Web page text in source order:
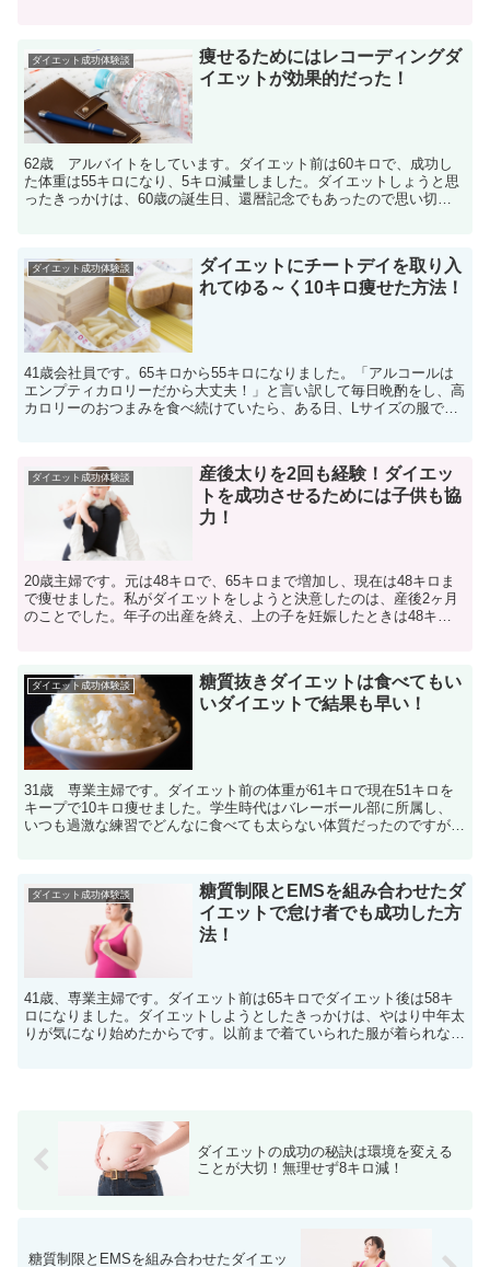
ダイエット成功体験談
痩せるためにはレコーディングダ
イエットが効果的だった！
62歳 アルバイトをしています。ダイエット前は60キロで、成功し
た体重は55キロになり、5キロ減量しました。ダイエットしょうと思
ったきっかけは、60歳の誕生日、還暦記念でもあったので思い切っ
ダイエット成功体験談
ダイエットにチートデイを取り入
れてゆる～く10キロ痩せた方法！
41歳会社員です。65キロから55キロになりました。「アルコールは
エンプティカロリーだから大丈夫！」と言い訳して毎日晩酌をし、高
カロリーのおつまみを食べ続けていたら、ある日、Lサイズの服です
ダイエット成功体験談
産後太りを2回も経験！ダイエッ
トを成功させるためには子供も協
力！
20歳主婦です。元は48キロで、65キロまで増加し、現在は48キロま
で痩せました。私がダイエットをしようと決意したのは、産後2ヶ月
のことでした。年子の出産を終え、上の子を妊娠したときは48キロ
ダイエット成功体験談
糖質抜きダイエットは食べてもい
いダイエットで結果も早い！
31歳 専業主婦です。ダイエット前の体重が61キロで現在51キロを
キープで10キロ痩せました。学生時代はバレーボール部に所属し、
いつも過激な練習でどんなに食べても太らない体質だったのですが、
ダイエット成功体験談
糖質制限とEMSを組み合わせたダ
イエットで怠け者でも成功した方
法！
41歳、専業主婦です。ダイエット前は65キロでダイエット後は58キ
ロになりました。ダイエットしようとしたきっかけは、やはり中年太
りが気になり始めたからです。以前まで着ていられた服が着られなく
ダイエットの成功の秘訣は環境を変える
ことが大切！無理せず8キロ減！
糖質制限とEMSを組み合わせたダイエッ